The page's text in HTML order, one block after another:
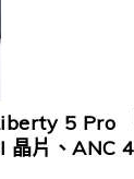
5 Pro
晶片、ANC